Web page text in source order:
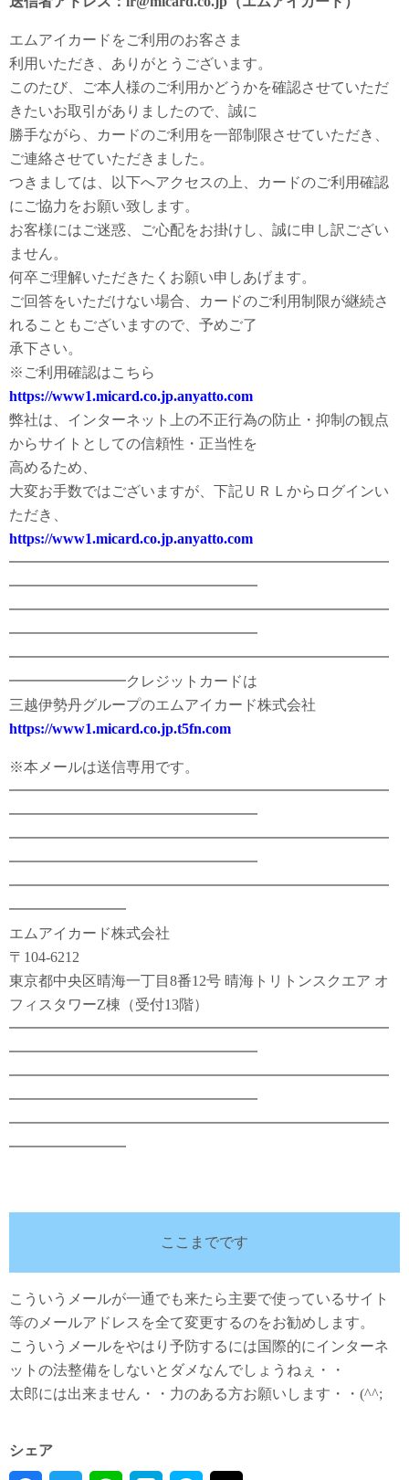
エムアイカードをご利用のお客さま
利用いただき、ありがとうございます。
このたび、ご本人様のご利用かどうかを確認させていただ
きたいお取引がありましたので、誠に
勝手ながら、カードのご利用を一部制限させていただき、
ご連絡させていただきました。
つきましては、以下へアクセスの上、カードのご利用確認
にご協力をお願い致します。
お客様にはご迷惑、ご心配をお掛けし、誠に申し訳ござい
ません。
何卒ご理解いただきたくお願い申しあげます。
ご回答をいただけない場合、カードのご利用制限が継続さ
れることもございますので、予めご了
承下さい。
※ご利用確認はこちら
https://www1.micard.co.jp.anyatto.com
弊社は、インターネット上の不正行為の防止・抑制の観点
からサイトとしての信頼性・正当性を
高めるため、
大変お手数ではございますが、下記ＵＲＬからログインい
ただき、
https://www1.micard.co.jp.anyatto.com
━━━━━━━━━━━━━━━━━━━━━━━━━━
━━━━━━━━━━━━━━━━━
━━━━━━━━━━━━━━━━━━━━━━━━━━
━━━━━━━━━━━━━━━━━
━━━━━━━━━━━━━━━━━━━━━━━━━━
━━━━━━━━クレジットカードは
三越伊勢丹グループのエムアイカード株式会社
https://www1.micard.co.jp.t5fn.com
※本メールは送信専用です。
━━━━━━━━━━━━━━━━━━━━━━━━━━
━━━━━━━━━━━━━━━━━
━━━━━━━━━━━━━━━━━━━━━━━━━━
━━━━━━━━━━━━━━━━━
━━━━━━━━━━━━━━━━━━━━━━━━━━
━━━━━━━━
エムアイカード株式会社
〒104-6212
東京都中央区晴海一丁目8番12号 晴海トリトンスクエア オ
フィスタワーZ棟（受付13階）
━━━━━━━━━━━━━━━━━━━━━━━━━━
━━━━━━━━━━━━━━━━━
━━━━━━━━━━━━━━━━━━━━━━━━━━
━━━━━━━━━━━━━━━━━
━━━━━━━━━━━━━━━━━━━━━━━━━━
━━━━━━━━
ここまでです
こういうメールが一通でも来たら主要で使っているサイト
等のメールアドレスを全て変更するのをお勧めします。
こういうメールをやはり予防するには国際的にインターネ
ットの法整備をしないとダメなんでしょうねぇ・・
太郎には出来ません・・力のある方お願いします・・(^^;
シェア